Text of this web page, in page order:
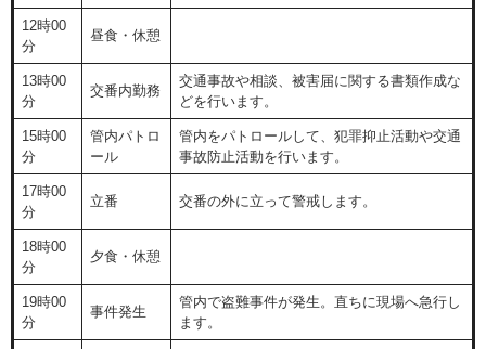
12時00
分
昼食・休憩
13時00
分
交番内勤務
交通事故や相談、被害届に関する書類作成な
どを行います。
15時00
分
管内パトロ
ール
管内をパトロールして、犯罪抑止活動や交通
事故防止活動を行います。
17時00
分
立番 交番の外に立って警戒します。
18時00
分
夕食・休憩
19時00
分
事件発生
管内で盗難事件が発生。直ちに現場へ急行し
ます。